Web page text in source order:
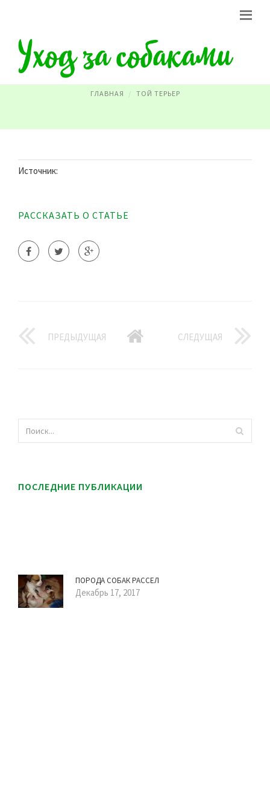
ТЕРЬЕР ВИДЫ
ГЛАВНАЯ ТОЙ ТЕРЬЕР
Источник:
РАССКАЗАТЬ О СТАТЬЕ
ПРЕДЫДУЩАЯ СЛЕДУЩАЯ
ПОСЛЕДНИЕ ПУБЛИКАЦИИ
ПОРОДА СОБАК РАССЕЛ
Декабрь 17, 2017